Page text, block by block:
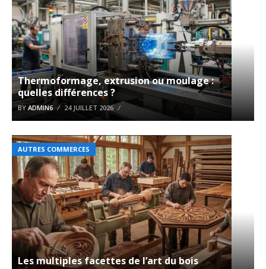
Thermoformage, extrusion ou moulage :
quelles différences ?
BY ADMIN6 24 JUILLET 2026
AUTRES COMMERCES
Les multiples facettes de l’art du bois